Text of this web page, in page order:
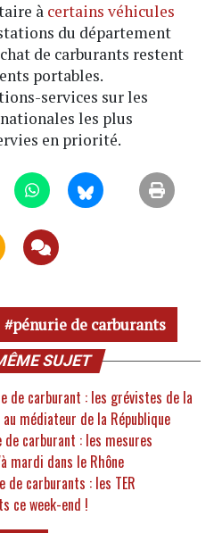
à certains véhicules
du département
de carburants restent
portables.
services sur les
les plus
en priorité.
pénurie de carburants
SUJET
de carburant : les grévistes de la
médiateur de la République
de carburant : les mesures
mardi dans le Rhône
de carburants : les TER
ce week-end !